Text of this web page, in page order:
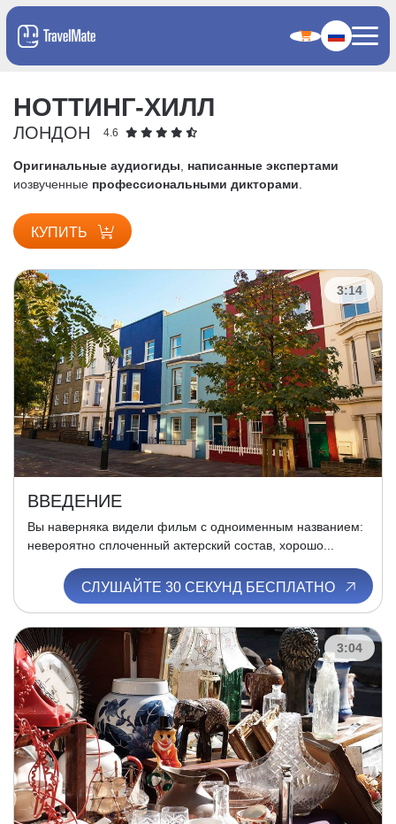
НОТТИНГ-ХИЛЛ
ЛОНДОН 4.6
Оригинальные аудиогиды
написанные экспертами
иозвученные профессиональными дикторами
КУПИТЬ
3:14
ВВЕДЕНИЕ
Вы наверняка видели фильм с одноименным названием:
невероятно сплоченный актерский состав, хорошо...
СЛУШАЙТЕ 30 СЕКУНД БЕСПЛАТНО
3:04